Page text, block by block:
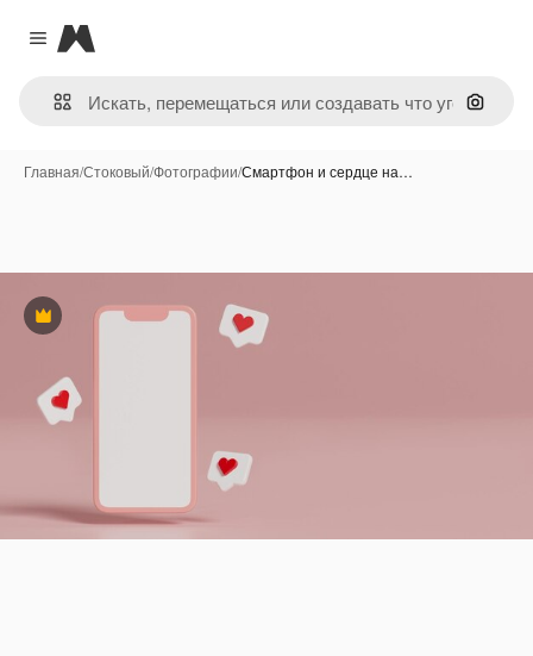
Close menu
Magnific
Поиск
Главная/Стоковый/Фотографии/Смартфон и сердце на…
Премиум